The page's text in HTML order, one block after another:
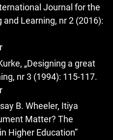
Journal for the
Learning, nr 2 (2016):
„Designing a great
nr 3 (1994): 115-117.
B. Wheeler, Itiya
Matter? The
Higher Education”